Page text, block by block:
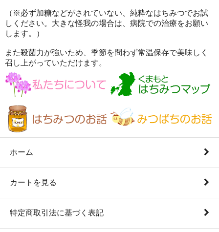
（※必ず加糖などがされていない、純粋なはちみつでお試
しください。大きな怪我の場合は、病院での治療をお願い
します。）
また殺菌力が強いため、季節を問わず常温保存で美味しく
召し上がっていただけます。
ホーム
カートを見る
特定商取引法に基づく表記